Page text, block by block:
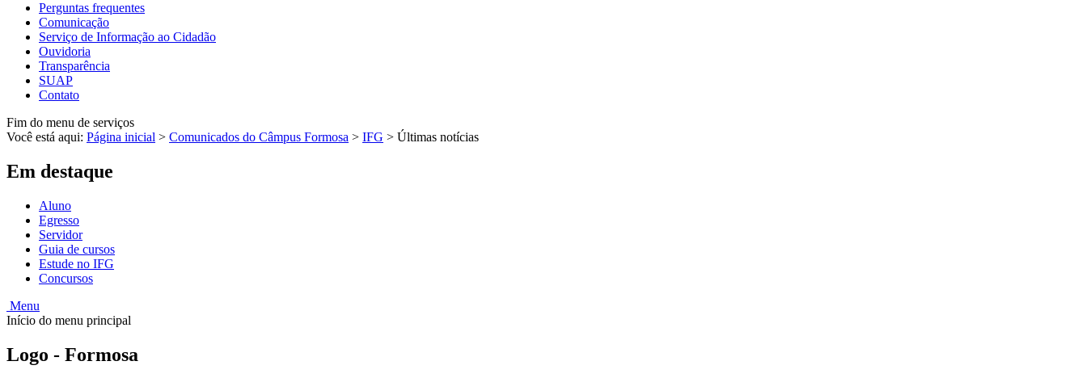
Perguntas frequentes
Comunicação
Serviço de Informação ao Cidadão
Ouvidoria
Transparência
SUAP
Contato
Fim do menu de serviços
Você está aqui: Página inicial > Comunicados do Câmpus Formosa > IFG > Últimas notícias
Em destaque
Aluno
Egresso
Servidor
Guia de cursos
Estude no IFG
Concursos
Menu
Início do menu principal
Logo - Formosa